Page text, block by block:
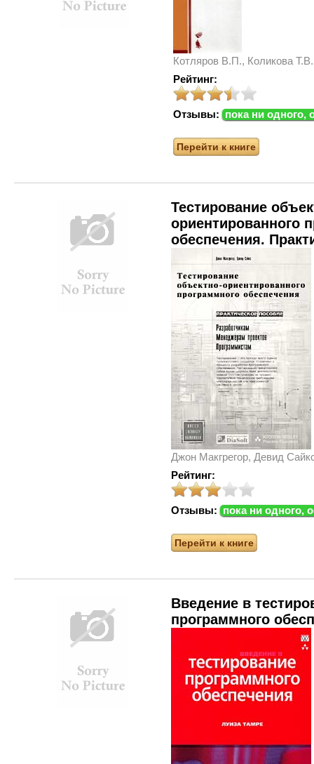
Котляров В.П., Коликова Т.В.
Рейтинг:
Отзывы: пока ни одного,
Перейти к книге
Тестирование
ориентированного
обеспечения.
Джон Макгрегор, Девид
Рейтинг:
Отзывы: пока ни одного,
Перейти к книге
Введение в
программного